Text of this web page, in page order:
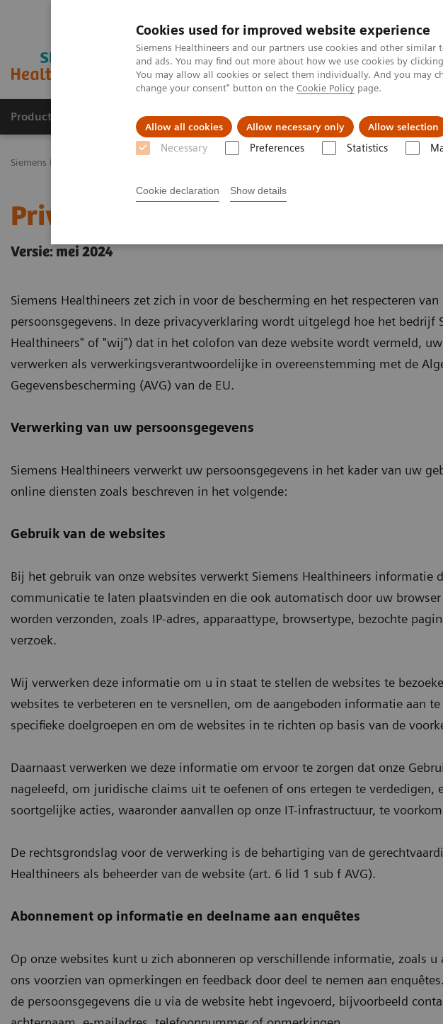
Cookies used for improved website experience
Siemens Healthineers and our partners use cookies and other
and ads. You may find out more about how we use cookies by
You may allow all cookies or select them individually. And you may
change your consent" button on the Cookie Policy page.
Allow all cookies Allow necessary only Allow selection
Necessary Preferences Statistics
Cookie declaration Show details
Products & Services Challenges & Solutions in healthcare Support
Siemens Healthineers Nederland
Privacyverklaring Siemens
Versie: mei 2024
Siemens Healthineers zet zich in voor de bescherming en het respecteren
persoonsgegevens. In deze privacyverklaring wordt uitgelegd hoe het bedrijf
Healthineers" of "wij") dat in het colofon van deze website wordt vermeld, uw
verwerken als verwerkingsverantwoordelijke in overeenstemming met de
Gegevensbescherming (AVG) van de EU.
Verwerking van uw persoonsgegevens
Siemens Healthineers verwerkt uw persoonsgegevens in het kader van uw
online diensten zoals beschreven in het volgende:
Gebruik van de websites
Bij het gebruik van onze websites verwerkt Siemens Healthineers informatie
communicatie te laten plaatsvinden en die ook automatisch door uw
worden verzonden, zoals IP-adres, apparaattype, browsertype, bezochte
verzoek.
Wij verwerken deze informatie om u in staat te stellen de websites te
websites te verbeteren en te versnellen, om de aangeboden informatie aan
specifieke doelgroepen en om de websites in te richten op basis van de
Daarnaast verwerken we deze informatie om ervoor te zorgen dat onze
nageleefd, om juridische claims uit te oefenen of ons ertegen te verdedigen,
soortgelijke acties, waaronder aanvallen op onze IT-infrastructuur, te
De rechtsgrondslag voor de verwerking is de behartiging van de
Healthineers als beheerder van de website (art. 6 lid 1 sub f AVG).
Abonnement op informatie en deelname aan enquêtes
Op onze websites kunt u zich abonneren op verschillende informatie, zoals
ons voorzien van opmerkingen en feedback door deel te nemen aan
de persoonsgegevens die u via de website hebt ingevoerd, bijvoorbeeld